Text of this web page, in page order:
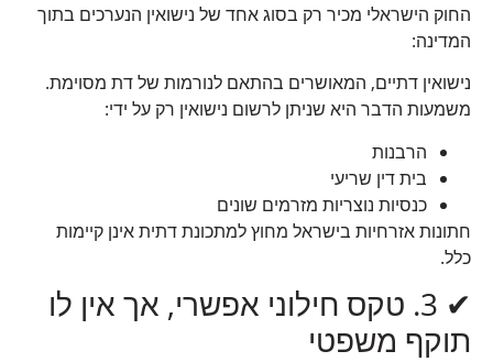
החוק הישראלי מכיר רק בסוג אחד של נישואין הנערכים בתוך
המדינה:
נישואין דתיים, המאושרים בהתאם לנורמות של דת מסוימת.
משמעות הדבר היא שניתן לרשום נישואין רק על ידי:
הרבנות
בית דין שריעי
כנסיות נוצריות מזרמים שונים
חתונות אזרחיות בישראל מחוץ למתכונת דתית אינן קיימות
כלל.
✔ 3. טקס חילוני אפשרי, אך אין לו
תוקף משפטי